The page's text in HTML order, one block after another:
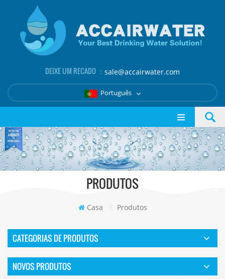
DEIXE UM RECADO ： sale@accairwater.com
Português
PRODUTOS
Casa / Produtos
CATEGORIAS DE PRODUTOS
NOVOS PRODUTOS